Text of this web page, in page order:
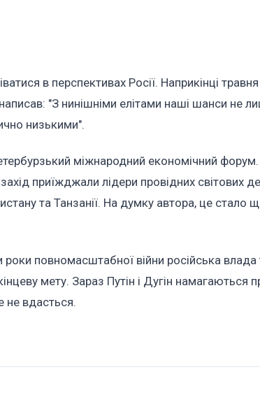
в перспективах Росії. Наприкінці
"З нинішніми елітами наші шанси не
низькими".
міжнародний економічний
приїжджали лідери провідних світових
та Танзанії. На думку автора, це стало
повномасштабної війни російська влада
мету. Зараз Путін і Дугін намагаються
не вдасться.